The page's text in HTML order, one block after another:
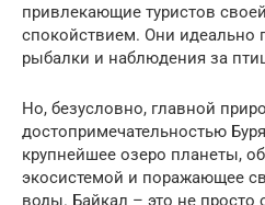
привлекающие туристов
спокойствием. Они идеально
рыбалки и наблюдения за
Но, безусловно, главной
достопримечательностью
крупнейшее озеро планеты,
экосистемой и поражающее
воды. Байкал – это не просто